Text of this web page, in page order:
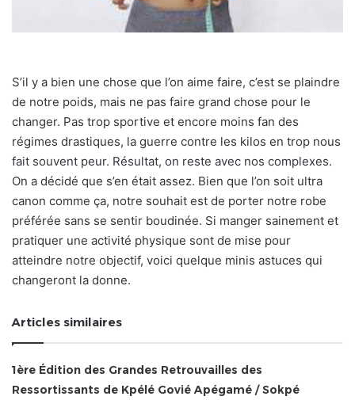
S’il y a bien une chose que l’on aime faire, c’est se plaindre
de notre poids, mais ne pas faire grand chose pour le
changer. Pas trop sportive et encore moins fan des
régimes drastiques, la guerre contre les kilos en trop nous
fait souvent peur. Résultat, on reste avec nos complexes.
On a décidé que s’en était assez. Bien que l’on soit ultra
canon comme ça, notre souhait est de porter notre robe
préférée sans se sentir boudinée. Si manger sainement et
pratiquer une activité physique sont de mise pour
atteindre notre objectif, voici quelque minis astuces qui
changeront la donne.
Articles similaires
1ère Édition des Grandes Retrouvailles des
Ressortissants de Kpélé Govié Apégamé / Sokpé